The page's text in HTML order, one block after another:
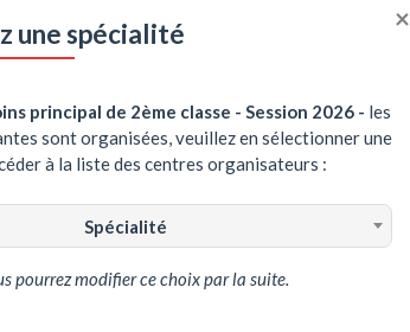
nouveau dossier d'inscription. Si vous êtes inscrit
Mes inscriptions pour suivre votre dossier.
ET-MARNE (77)
DOME (63)
une spécialité ×
principal de 2ème classe - Session 2026- les
sont organisées, veuillez en sélectionner une
à la liste des centres organisateurs :
Spécialité
pourrez modifier ce choix par la suite.